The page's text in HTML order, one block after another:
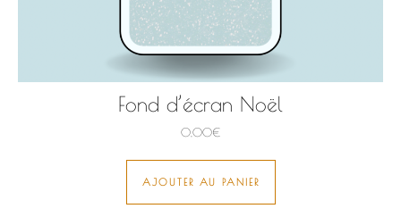
Fond d’écran Noël
0,00€
AJOUTER AU PANIER